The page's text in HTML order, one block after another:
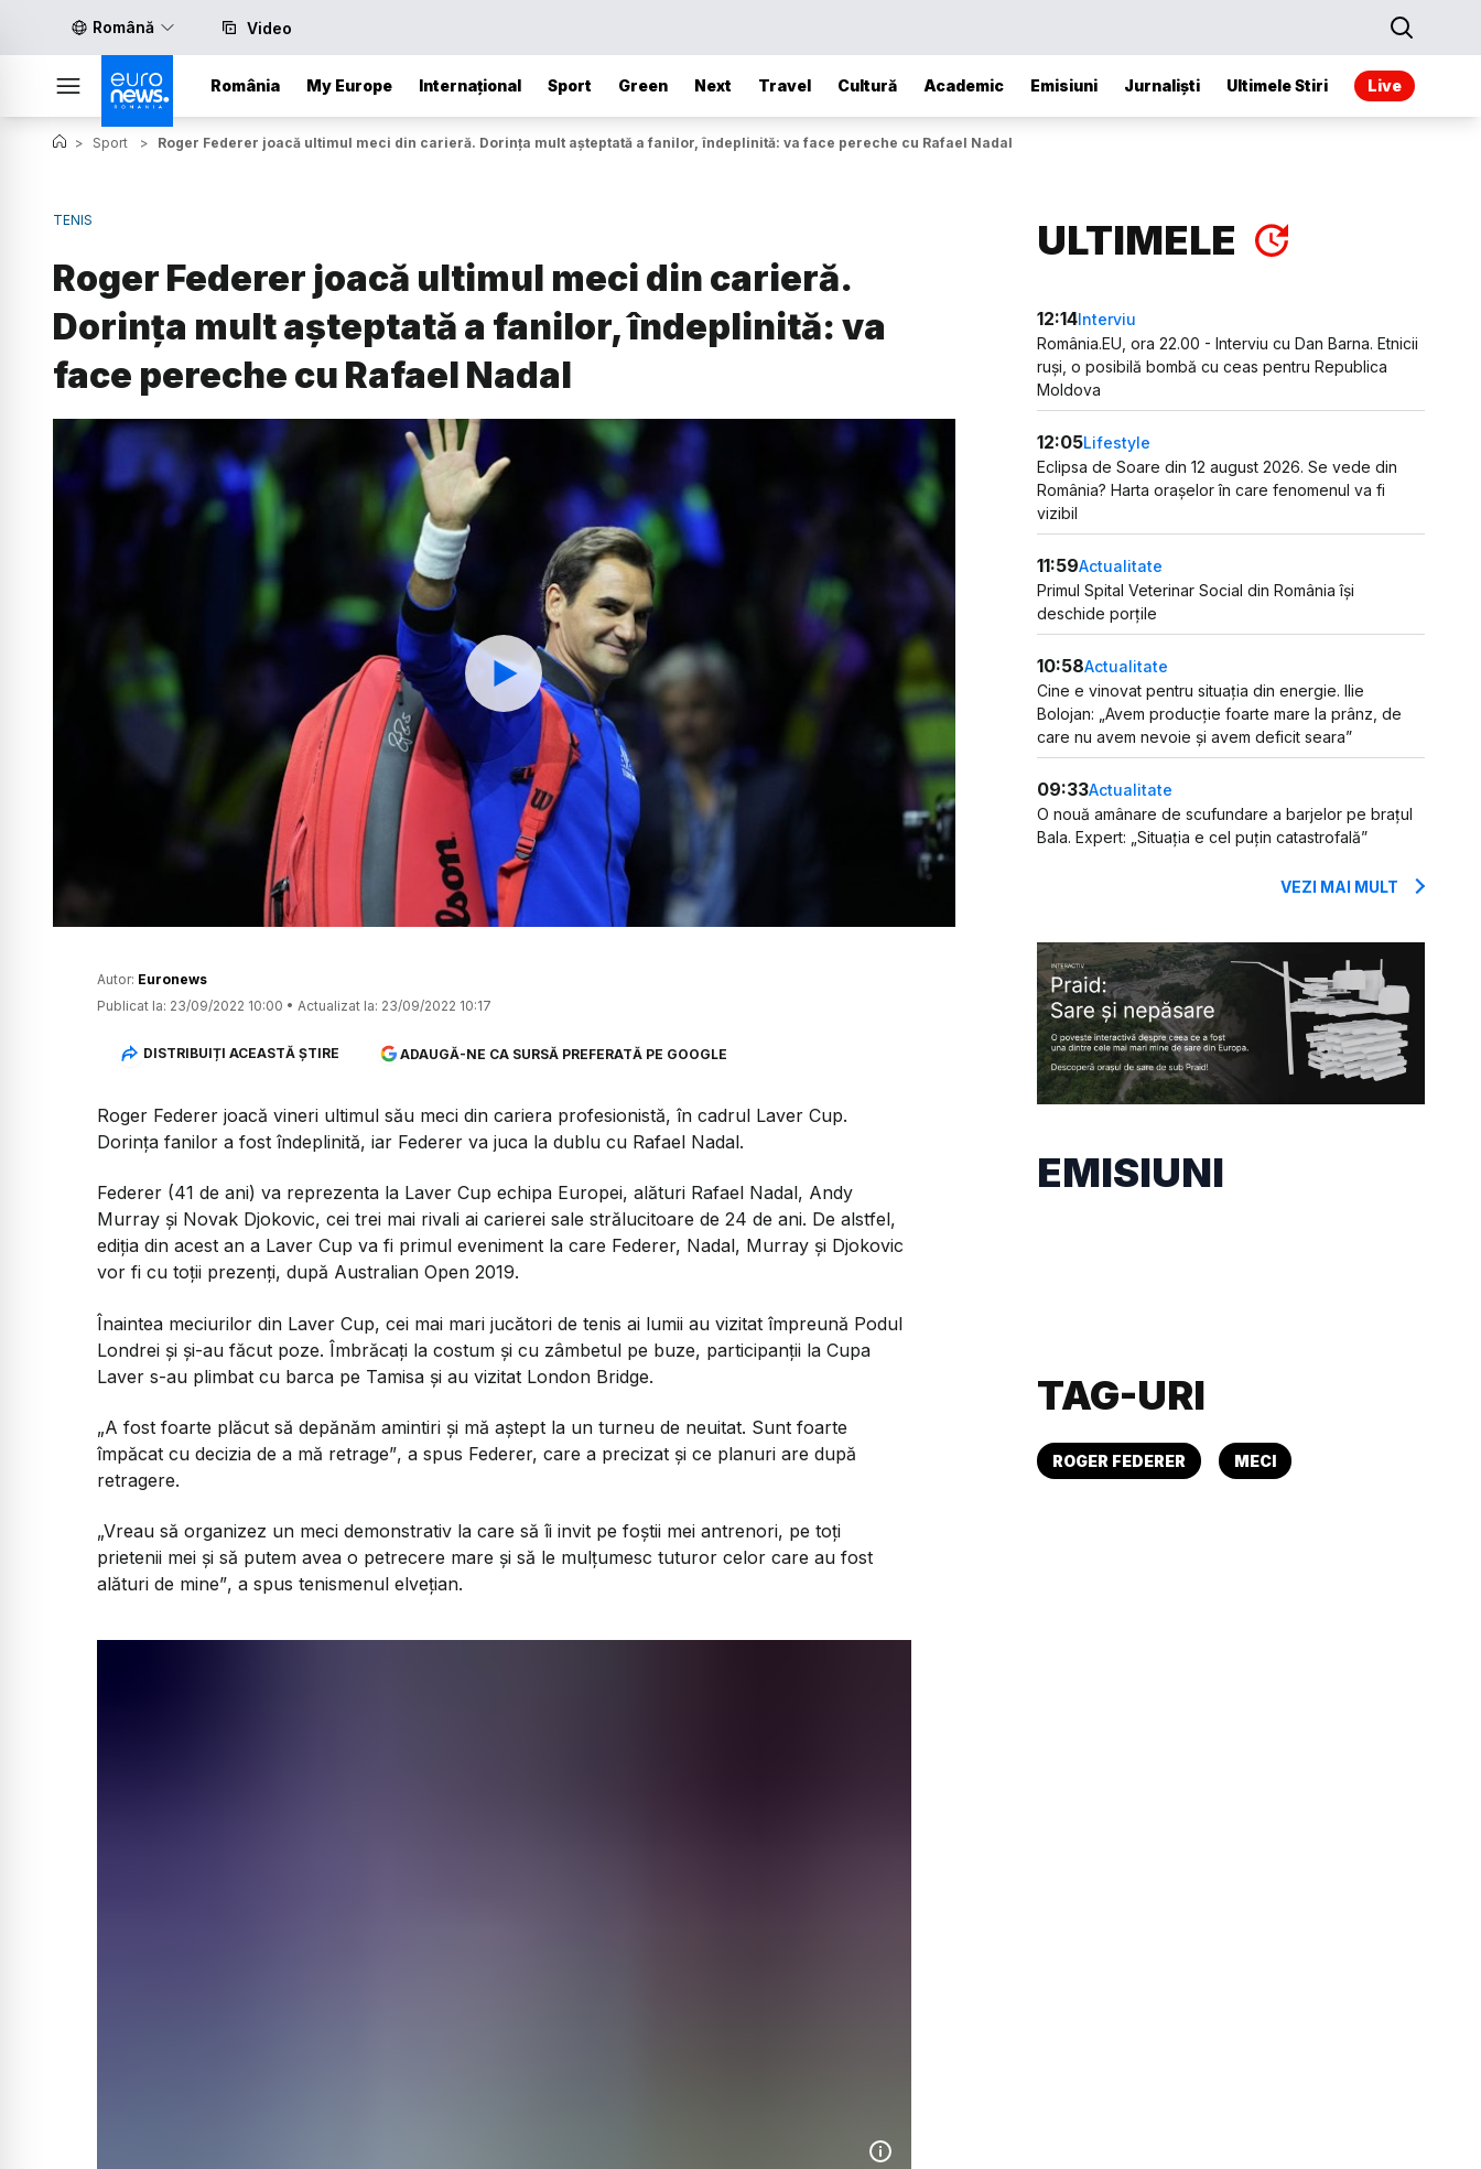
Română Video
România My Europe Internațional Sport Green Next Travel Cultură Academic Emisiuni Jurnaliști Ultimele Stiri Live
> Sport > Roger Federer joacă ultimul meci din carieră. Dorința mult așteptată a fanilor, îndeplinită: va face pereche cu Rafael Nadal
TENIS
Roger Federer joacă ultimul meci din carieră.
Dorința mult așteptată a fanilor, îndeplinită: va
face pereche cu Rafael Nadal
Watch
Autor: Euronews
Publicat la: 23/09/2022 10:00 • Actualizat la: 23/09/2022 10:17
DISTRIBUIȚI ACEASTĂ ȘTIRE ADAUGĂ-NE CA SURSĂ PREFERATĂ PE GOOGLE
Roger Federer joacă vineri ultimul său meci din cariera profesionistă, în cadrul Laver Cup.
Dorința fanilor a fost îndeplinită, iar Federer va juca la dublu cu Rafael Nadal.
Federer (41 de ani) va reprezenta la Laver Cup echipa Europei, alături Rafael Nadal, Andy
Murray şi Novak Djokovic, cei trei mai rivali ai carierei sale strălucitoare de 24 de ani. De alstfel,
ediţia din acest an a Laver Cup va fi primul eveniment la care Federer, Nadal, Murray şi Djokovic
vor fi cu toţii prezenţi, după Australian Open 2019.
Înaintea meciurilor din Laver Cup, cei mai mari jucători de tenis ai lumii au vizitat împreună Podul
Londrei și și-au făcut poze. Îmbrăcați la costum și cu zâmbetul pe buze, participanții la Cupa
Laver s-au plimbat cu barca pe Tamisa și au vizitat London Bridge.
„A fost foarte plăcut să depănăm amintiri și mă aștept la un turneu de neuitat. Sunt foarte
împăcat cu decizia de a mă retrage”, a spus Federer, care a precizat și ce planuri are după
retragere.
„Vreau să organizez un meci demonstrativ la care să îi invit pe foștii mei antrenori, pe toți
prietenii mei și să putem avea o petrecere mare și să le mulțumesc tuturor celor care au fost
alături de mine”, a spus tenismenul elvețian.
ULTIMELE
12:14Interviu
România.EU, ora 22.00 - Interviu cu Dan Barna. Etnicii
ruși, o posibilă bombă cu ceas pentru Republica
Moldova
12:05Lifestyle
Eclipsa de Soare din 12 august 2026. Se vede din
România? Harta orașelor în care fenomenul va fi
vizibil
11:59Actualitate
Primul Spital Veterinar Social din România își
deschide porțile
10:58Actualitate
Cine e vinovat pentru situația din energie. Ilie
Bolojan: „Avem producție foarte mare la prânz, de
care nu avem nevoie și avem deficit seara”
09:33Actualitate
O nouă amânare de scufundare a barjelor pe brațul
Bala. Expert: „Situația e cel puțin catastrofală”
VEZI MAI MULT
EMISIUNI
TAG-URI
ROGER FEDERER MECI